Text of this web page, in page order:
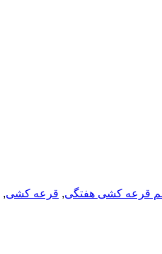
قرعه کشی هفتگی, قرعه کشی,